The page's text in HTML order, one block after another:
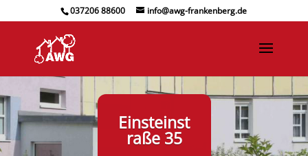
037206 88600 info@awg-frankenberg.de
Einsteinst
raße 35